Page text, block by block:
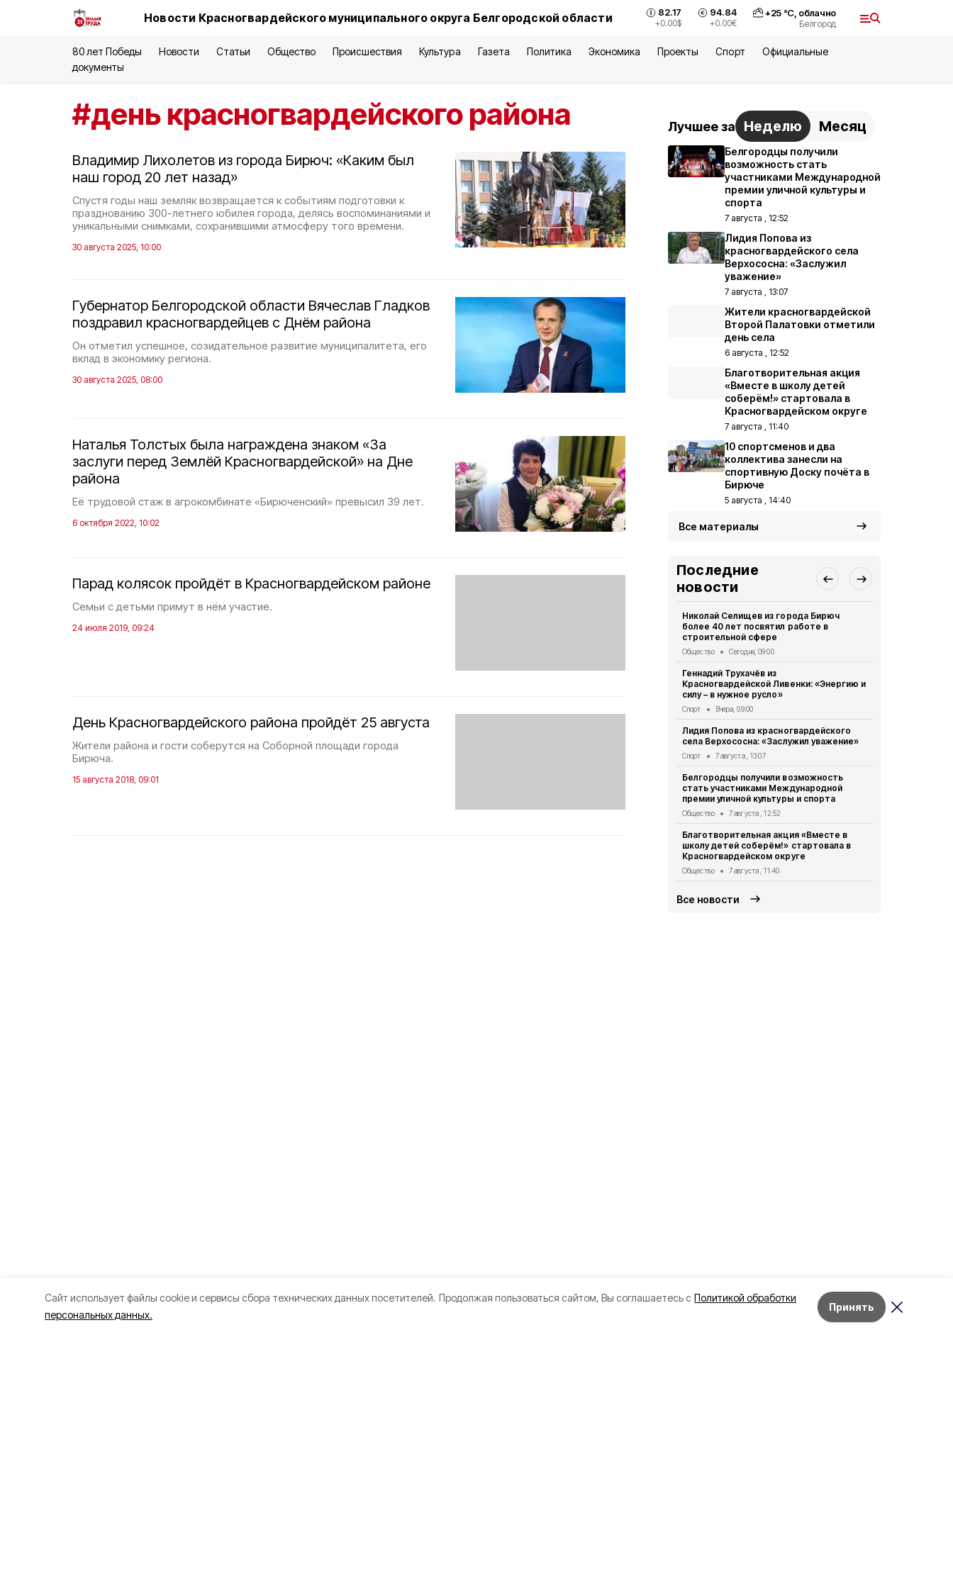
Cайт использует файлы cookie и сервисы сбора технических данных посетителей. Продолжая пользоваться сайтом, Вы соглашаетесь с Политикой обработки
персональных данных.
Принять
Новости Красногвардейского муниципального округа Белгородской области 82.17
+0.00$
94.84
+0.00€
+25°С, облачно
Белгород
80 лет Победы Новости Статьи Общество Происшествия Культура Газета Политика Экономика Проекты Спорт
Официальные
документы
#день красногвардейского района
Владимир Лихолетов из города Бирюч: «Каким был
наш город 20 лет назад»
Спустя годы наш земляк возвращается к событиям подготовки к
празднованию 300-летнего юбилея города, делясь воспоминаниями и
уникальными снимками, сохранившими атмосферу того времени.
30 августа 2025, 10:00
Губернатор Белгородской области Вячеслав Гладков
поздравил красногвардейцев с Днём района
Он отметил успешное, созидательное развитие муниципалитета, его
вклад в экономику региона.
30 августа 2025, 08:00
Наталья Толстых была награждена знаком «За
заслуги перед Землёй Красногвардейской» на Дне
района
Её трудовой стаж в агрокомбинате «Бирюченский» превысил 39 лет.
6 октября 2022, 10:02
Парад колясок пройдёт в Красногвардейском районе
Семьи с детьми примут в нём участие.
24 июля 2019, 09:24
День Красногвардейского района пройдёт 25 августа
Жители района и гости соберутся на Соборной площади города
Бирюча.
15 августа 2018, 09:01
Лучшее за Неделю Месяц
Белгородцы получили
возможность стать
участниками Международной
премии уличной культуры и
спорта
7 августа , 12:52
Лидия Попова из
красногвардейского села
Верхососна: «Заслужил
уважение»
7 августа , 13:07
Жители красногвардейской
Второй Палатовки отметили
день села
6 августа , 12:52
Благотворительная акция
«Вместе в школу детей
соберём!» стартовала в
Красногвардейском округе
7 августа , 11:40
10 спортсменов и два
коллектива занесли на
спортивную Доску почёта в
Бирюче
5 августа , 14:40
Все материалы
Последние
новости
Николай Селищев из города Бирюч
более 40 лет посвятил работе в
строительной сфере
Общество Сегодня, 09:00
Геннадий Трухачёв из
Красногвардейской Ливенки: «Энергию и
силу – в нужное русло»
Спорт Вчера, 09:00
Лидия Попова из красногвардейского
села Верхососна: «Заслужил уважение»
Спорт 7 августа , 13:07
Белгородцы получили возможность
стать участниками Международной
премии уличной культуры и спорта
Общество 7 августа , 12:52
Благотворительная акция «Вместе в
школу детей соберём!» стартовала в
Красногвардейском округе
Общество 7 августа , 11:40
Все новости